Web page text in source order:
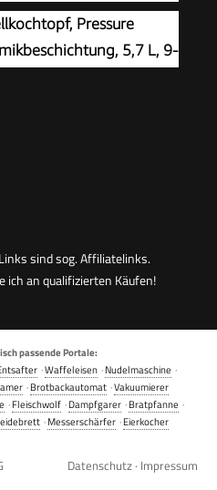
Schonstufe 112°C,
für alle Herdarten,
P2580703
Pressure
5,7 L, 9-
sind sog. Affiliatelinks.
ich an qualifizierten Käufen!
passende Portale:
·Waffeleisen ·Nudelmaschine ·
·Brotbackautomat·Vakuumierer
·Fleischwolf ·Dampfgarer ·Bratpfanne ·
·Messerschärfer ·Eierkocher
Datenschutz · Impressum